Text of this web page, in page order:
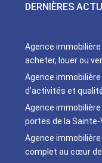
DERNIÈRES
Agence
acheter, louer ou
Agence
d’activités et
Agence
portes de la
Agence
complet au cœur de